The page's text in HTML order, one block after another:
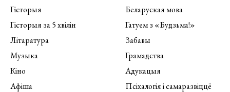
Гісторыя
Гісторыя за 5 хвілін
Літаратура
Музыка
Кіно
Афіша
Беларуская мова
Гатуем з «Будзьма!»
Забавы
Грамадства
Адукацыя
Псіхалогія і самаразвіццё